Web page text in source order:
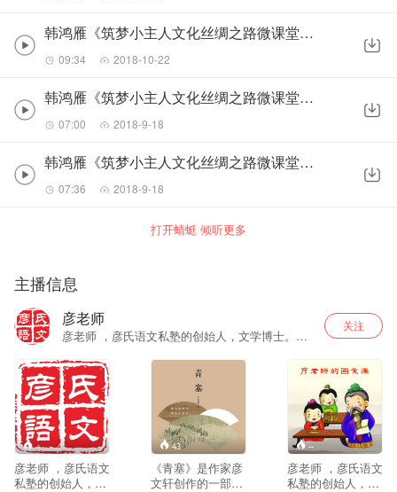
韩鸿雁《筑梦小主人文化丝绸之路微课堂—霜降》
09:34 2018-10-22
韩鸿雁《筑梦小主人文化丝绸之路微课堂—寒露》
07:00 2018-9-18
韩鸿雁《筑梦小主人文化丝绸之路微课堂—秋分》
07:36 2018-9-18
打开蜻蜓 倾听更多
主播信息
彦老师
彦老师 ，彦氏语文私塾的创始人，文学博士。在
关注
--
彦老师 ，彦氏语文
私塾的创始人，文
43
《青塞》是作家彦
文轩创作的一部散
--
彦老师 ，彦氏语文
私塾的创始人，文